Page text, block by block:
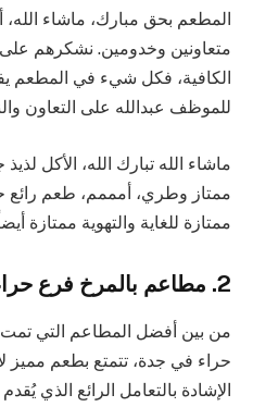
المطعم بحق مبارك، ماشاء
متعاونين وخدومين. نشكرهم على
الكافية، فكل شيء في المطعم
للموظف عبدالله على التعاون
ماشاء الله تبارك الله، الأكل
ممتاز وطري، أمممم، طعم رائع
ممتازة للغاية والتهوية ممتازة
2. مطاعم بالمرخ فرع حراء
من بين أفضل المطاعم التي تمت
حراء في جدة، تتمتع بطعم مميز
الإشادة بالتعامل الرائع الذي